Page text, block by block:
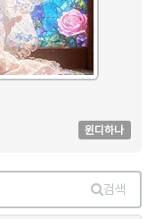
윈디하나
검색